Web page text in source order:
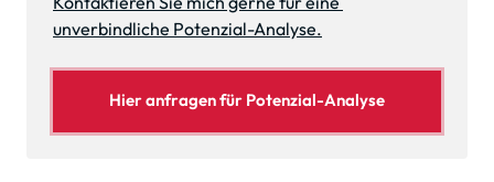
unverbindliche Potenzial-Analyse.
Hier anfragen für Potenzial-Analyse